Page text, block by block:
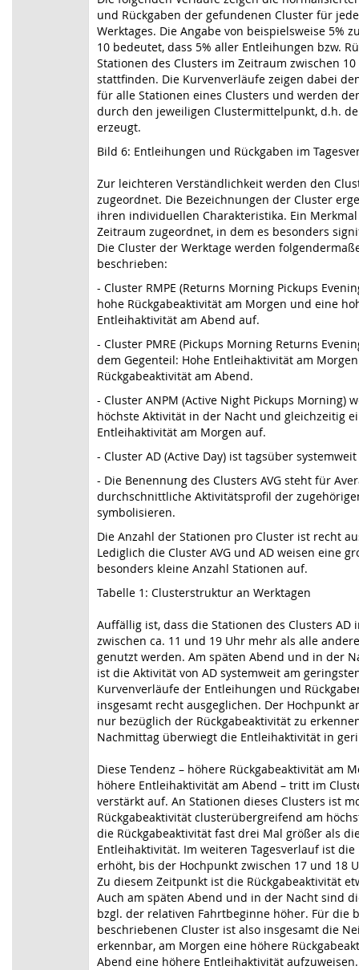
und Rückgaben der gefundenen Cluster für
Werktages. Die Angabe von beispielsweise 5%
10 bedeutet, dass 5% aller Entleihungen bzw.
Stationen des Clusters im Zeitraum zwischen
stattfinden. Die Kurvenverläufe zeigen dabei
für alle Stationen eines Clusters und werden
durch den jeweiligen Clustermittelpunkt, d.h.
erzeugt.
Bild 6: Entleihungen und Rückgaben im
Zur leichteren Verständlichkeit werden den
zugeordnet. Die Bezeichnungen der Cluster
ihren individuellen Charakteristika. Ein
Zeitraum zugeordnet, in dem es besonders
Die Cluster der Werktage werden
beschrieben:
- Cluster RMPE (Returns Morning Pickups
hohe Rückgabeaktivität am Morgen und eine
Entleihaktivität am Abend auf.
- Cluster PMRE (Pickups Morning Returns
dem Gegenteil: Hohe Entleihaktivität am
Rückgabeaktivität am Abend.
- Cluster ANPM (Active Night Pickups Morning)
höchste Aktivität in der Nacht und gleichzeitig
Entleihaktivität am Morgen auf.
- Cluster AD (Active Day) ist tagsüber
- Die Benennung des Clusters AVG steht für
durchschnittliche Aktivitätsprofil der
symbolisieren.
Die Anzahl der Stationen pro Cluster ist recht
Lediglich die Cluster AVG und AD weisen eine
besonders kleine Anzahl Stationen auf.
Tabelle 1: Clusterstruktur an Werktagen
Auffällig ist, dass die Stationen des Clusters AD
zwischen ca. 11 und 19 Uhr mehr als alle
genutzt werden. Am späten Abend und in der
ist die Aktivität von AD systemweit am
Kurvenverläufe der Entleihungen und
insgesamt recht ausgeglichen. Der Hochpunkt
nur bezüglich der Rückgabeaktivität zu
Nachmittag überwiegt die Entleihaktivität in
Diese Tendenz – höhere Rückgabeaktivität am
höhere Entleihaktivität am Abend – tritt im
verstärkt auf. An Stationen dieses Clusters ist
Rückgabeaktivität clusterübergreifend am
die Rückgabeaktivität fast drei Mal größer als
Entleihaktivität. Im weiteren Tagesverlauf ist
erhöht, bis der Hochpunkt zwischen 17 und 18
Zu diesem Zeitpunkt ist die Rückgabeaktivität
Auch am späten Abend und in der Nacht sind
bzgl. der relativen Fahrtbeginne höher. Für die
beschriebenen Cluster ist also insgesamt die
erkennbar, am Morgen eine höhere
Abend eine höhere Entleihaktivität aufzuweisen.